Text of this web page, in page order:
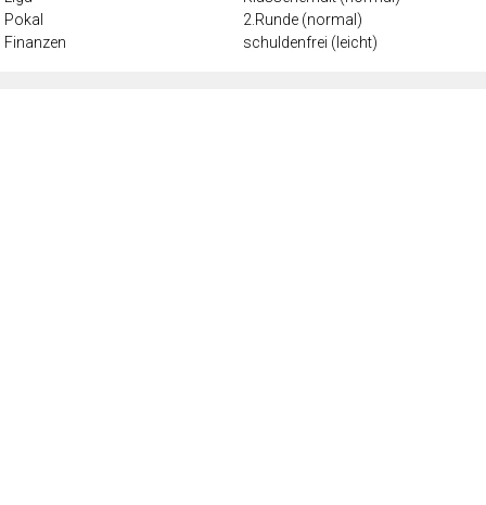
Pokal
2.Runde (normal)
Finanzen
schuldenfrei (leicht)